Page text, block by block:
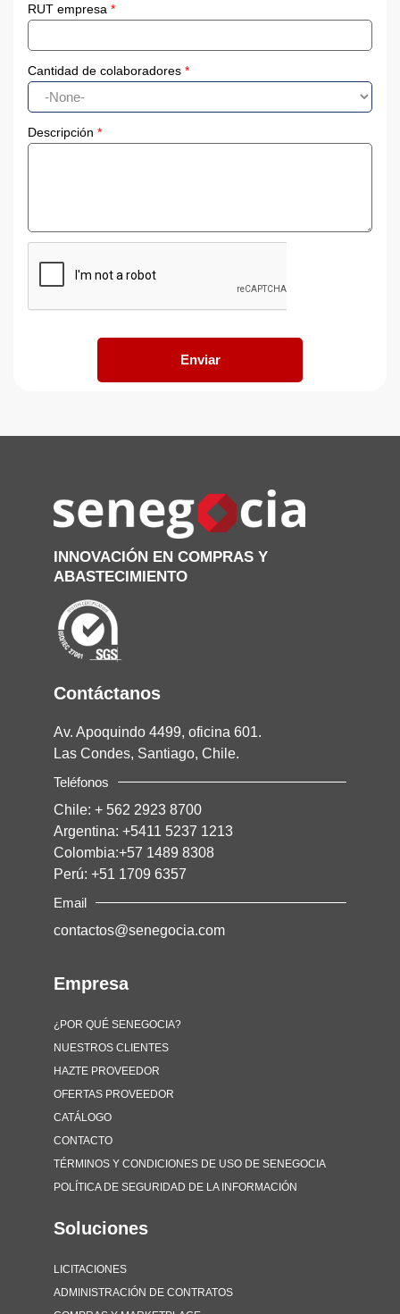
RUT empresa *
Cantidad de colaboradores *
Descripción *
INNOVACIÓN EN COMPRAS Y
ABASTECIMIENTO
Contáctanos
Av. Apoquindo 4499, oficina 601.
Las Condes, Santiago, Chile.
Teléfonos
Chile: + 562 2923 8700
Argentina: +5411 5237 1213
Colombia:+57 1489 8308
Perú: +51 1709 6357
Email
contactos@senegocia.com
Empresa
¿POR QUÉ SENEGOCIA?
NUESTROS CLIENTES
HAZTE PROVEEDOR
OFERTAS PROVEEDOR
CATÁLOGO
CONTACTO
TÉRMINOS Y CONDICIONES DE USO DE SENEGOCIA
POLÍTICA DE SEGURIDAD DE LA INFORMACIÓN
Soluciones
LICITACIONES
ADMINISTRACIÓN DE CONTRATOS